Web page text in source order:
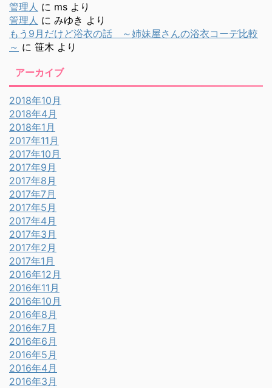
管理人 に ms より
管理人 に みゆき より
もう9月だけど浴衣の話 ～姉妹屋さんの浴衣コーデ比較
～ に 笹木 より
アーカイブ
2018年10月
2018年4月
2018年1月
2017年11月
2017年10月
2017年9月
2017年8月
2017年7月
2017年5月
2017年4月
2017年3月
2017年2月
2017年1月
2016年12月
2016年11月
2016年10月
2016年8月
2016年7月
2016年6月
2016年5月
2016年4月
2016年3月